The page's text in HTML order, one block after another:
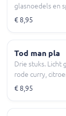
glasnoedels en
€ 8,95
Tod man pla
Drie stuks. Licht
rode curry,
€ 8,95